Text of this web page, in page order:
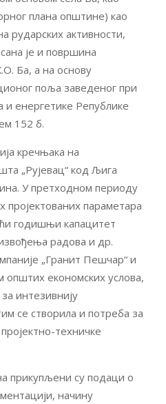
плана општине) као
рударских активности,
је и површина
Ба, а на основу
поља заведеног при
и енергетике Републике
152 б.
кречњака на
„Рујевац“ код Љига
У претходном периоду
пројектованих параметара
годишњи капацитет
радова и др.
„Гранит Пешчар“ и
економских услова,
интезивнију
се створила и потреба за
техничке
прикупљени су подаци о
начину